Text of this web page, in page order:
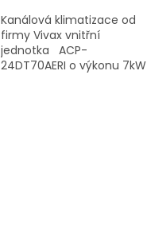
Kanálová klimatizace od
firmy Vivax vnitřní
jednotka ACP-
24DT70AERI o výkonu 7kW